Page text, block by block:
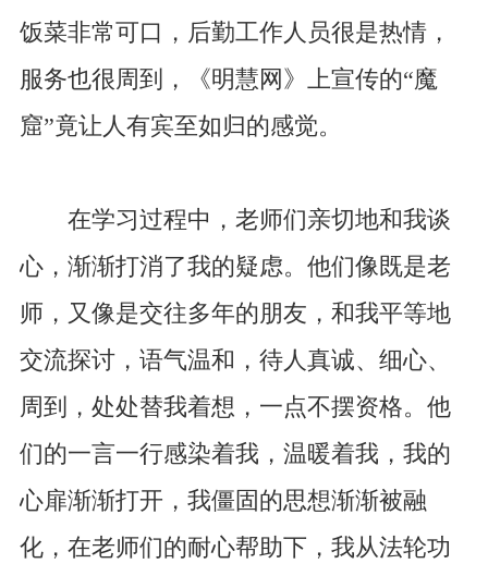
饭菜非常可口，后勤工作人员很是热情，
服务也很周到，《明慧网》上宣传的“魔
窟”竟让人有宾至如归的感觉。
在学习过程中，老师们亲切地和我谈
心，渐渐打消了我的疑虑。他们像既是老
师，又像是交往多年的朋友，和我平等地
交流探讨，语气温和，待人真诚、细心、
周到，处处替我着想，一点不摆资格。他
们的一言一行感染着我，温暖着我，我的
心扉渐渐打开，我僵固的思想渐渐被融
化，在老师们的耐心帮助下，我从法轮功